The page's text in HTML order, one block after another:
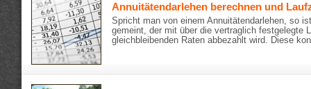
Annuitätendarlehen berechnen und
Spricht man von einem Annuitätendarlehen, so
gemeint, der mit über die vertraglich festgelegte
gleichbleibenden Raten abbezahlt wird. Diese